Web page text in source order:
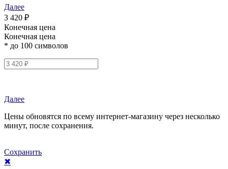
Далее
3 420 ₽
Конечная цена
Конечная цена
* до 100 символов
Далее
Цены обновятся по всему интернет-магазину через несколько
минут, после сохранения.
Сохранить
✖